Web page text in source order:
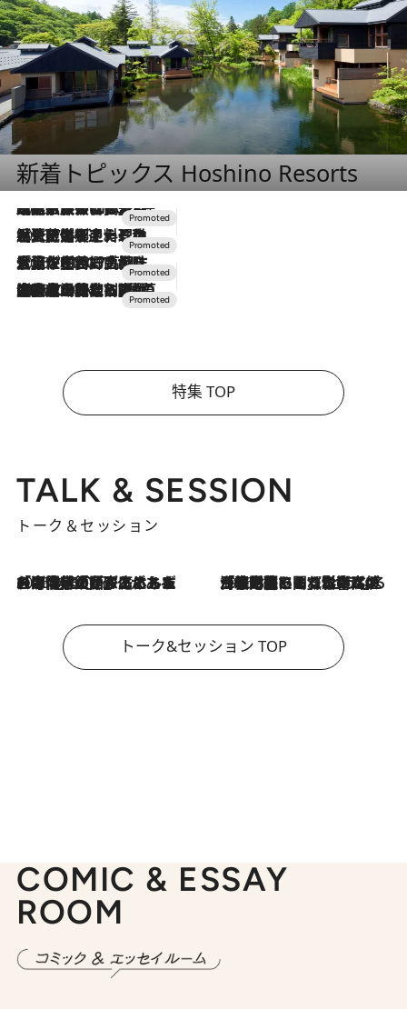
新着トピックス Hoshino Resorts
2026.7.31
【ホテル帰省】という選択肢をOMOが提案。家族とほどよい距離を保つには「昼は実家、夜は気兼ねなくホテルで！」
2026.7.24
【夏限定ディナーコース】旬を迎える稚鮎や花ズッキーニなどをイタリア・トスカーナの郷土料理の手法で満喫！
2026.7.17
「土佐和ハーブかき氷」がOMO7高知に登場！生姜、山椒、大葉など目にも舌にも涼を呼ぶ郷土の味
2026.7.10
NEW OPEN！【界 草津】名湯の地に誕生。趣の異なる2種の温泉と上州ならではの会席・蕎麦割烹など美食を味わう究極の癒やし旅
特集 TOP
TALK & SESSION
トーク＆セッション
2026.8.3
「今後値上げがあるとすれば…」「リスクがあるのは今年の冬」エネルギー専門家が語る、ホルムズ海峡封鎖が家庭にもたらす“ある心配” 2026.8.3
「住宅建てられない…」「サーチャージ料の高値が続いている」ホルムズ海峡封鎖による影響はいつまで続く？《エネルギー専門家に聞く“どうなる日本の暮らし”》
トーク&セッション TOP
COMIC & ESSAY
ROOM